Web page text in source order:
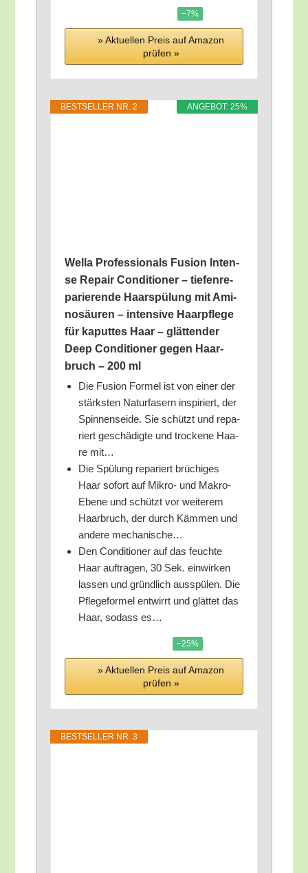
−7%
» Aktu­el­len Preis auf Ama­zon
prü­fen »
ANGE­BOT: 25%
BEST­SEL­LER NR. 2
Wel­la Pro­fes­sio­nals Fusi­on Inten­
se Repair Con­di­tio­ner – tie­fen­re­
pa­rie­ren­de Haar­spü­lung mit Ami­
no­säu­ren – inten­si­ve Haar­pfle­ge
für kaput­tes Haar – glät­ten­der
Deep Con­di­tio­ner gegen Haar­
bruch – 200 ml
Die Fusi­on For­mel ist von einer der
stärks­ten Natur­fa­sern inspi­riert, der
Spin­nen­sei­de. Sie schützt und repa­
riert geschä­dig­te und tro­cke­ne Haa­
re mit…
Die Spü­lung repa­riert brü­chi­ges
Haar sofort auf Mikro- und Makro-
Ebe­ne und schützt vor wei­te­rem
Haar­bruch, der durch Käm­men und
ande­re mechanische…
Den Con­di­tio­ner auf das feuch­te
Haar auf­tra­gen, 30 Sek. ein­wir­ken
las­sen und gründ­lich aus­spü­len. Die
Pfle­ge­for­mel ent­wirrt und glät­tet das
Haar, sodass es…
−25%
» Aktu­el­len Preis auf Ama­zon
prü­fen »
BEST­SEL­LER NR. 3